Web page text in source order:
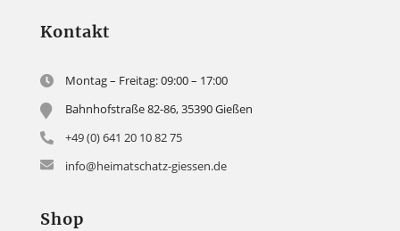
Kontakt
Montag – Freitag: 09:00 – 17:00
Bahnhofstraße 82-86, 35390 Gießen
+49 (0) 641 20 10 82 75
info@heimatschatz-giessen.de
Shop